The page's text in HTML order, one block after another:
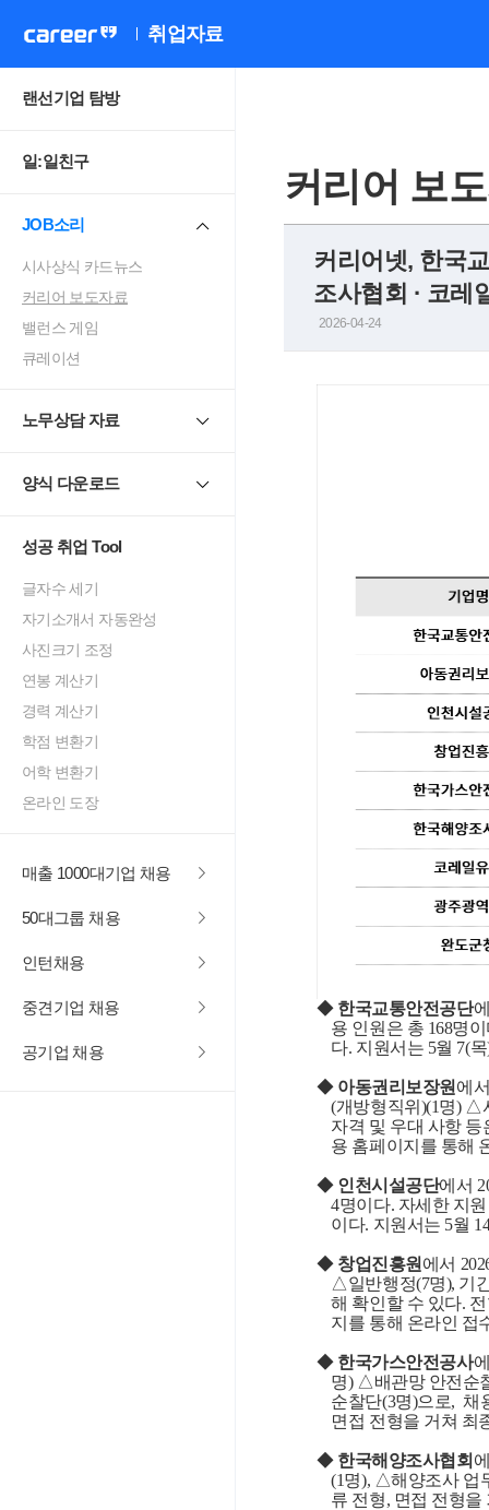
취업자료
랜선기업 탐방
일:일친구
JOB소리
시사상식 카드뉴스
커리어 보도자료
밸런스 게임
큐레이션
노무상담 자료
양식 다운로드
성공 취업 Tool
글자수 세기
자기소개서 자동완성
사진크기 조정
연봉 계산기
경력 계산기
학점 변환기
어학 변환기
온라인 도장
매출 1000대기업 채용
50대그룹 채용
인턴채용
중견기업 채용
공기업 채용
커리어 보
커리어넷, 한국
조사협회 · 코레
2026-04-24
◆ 한국교통안전공단
용 인원은 총 168명
다. 지원서는 5월 7(목
◆ 아동권리보장원 에
(개방형직위 )(1명) △
자격 및 우대 사항
용 홈페이지를 통해
◆ 인천시설공단에서
4명이다. 자세한 지
이다. 지원서는 5월
◆ 창업진흥원 에서
△일반행정(7명), 기
해 확인할 수 있다.
지를 통해 온라인 접
◆ 한국가스안전공사
명) △배관망 안전순
순찰단(3명)으로, 채
면접 전형을 거쳐 최
◆ 한국해양조사협회
(1명), △해양조사 업
류 전형, 면접 전형을